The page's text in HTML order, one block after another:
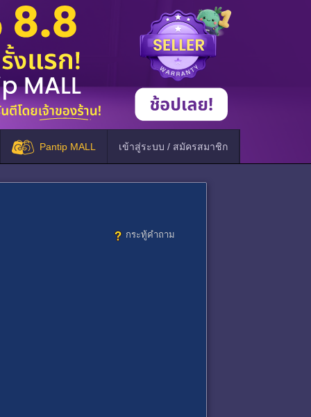
Pantip MALL เข้าสู่ระบบ / สมัครสมาชิก
กระทู้คำถาม